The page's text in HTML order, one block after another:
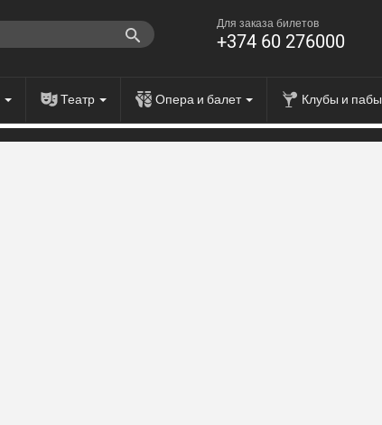
Для заказа билетов
+374 60 276000
Театр Опера и балет Клубы и пабы